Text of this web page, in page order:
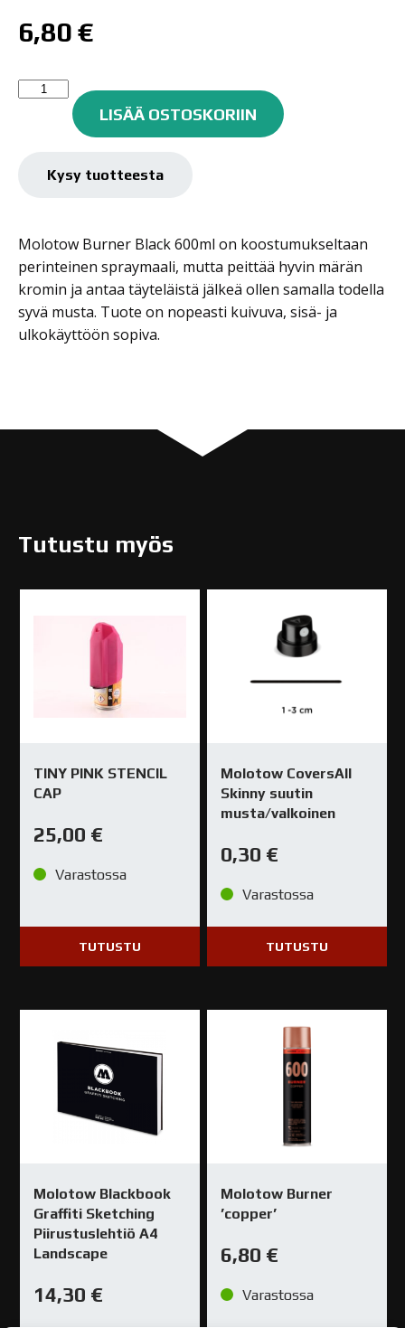
6,80 €
Molotow
määrä
LISÄÄ OSTOSKORIIN
Kysy tuotteesta
Molotow Burner Black 600ml on koostumukseltaan
perinteinen spraymaali, mutta peittää hyvin märän
kromin ja antaa täyteläistä jälkeä ollen samalla todella
syvä musta. Tuote on nopeasti kuivuva, sisä- ja
ulkokäyttöön sopiva.
Tutustu myös
TINY PINK STENCIL
CAP
25,00 €
Varastossa
TUTUSTU
Molotow CoversAll
Skinny suutin
musta/valkoinen
0,30 €
Varastossa
TUTUSTU
Molotow Blackbook
Graffiti Sketching
Piirustuslehtiö A4
Landscape
14,30 €
Molotow Burner
’copper’
6,80 €
Varastossa